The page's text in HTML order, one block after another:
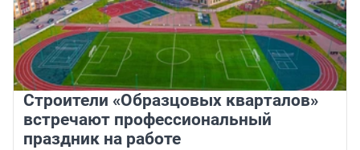
Строители «Образцовых кварталов»
встречают профессиональный
праздник на работе